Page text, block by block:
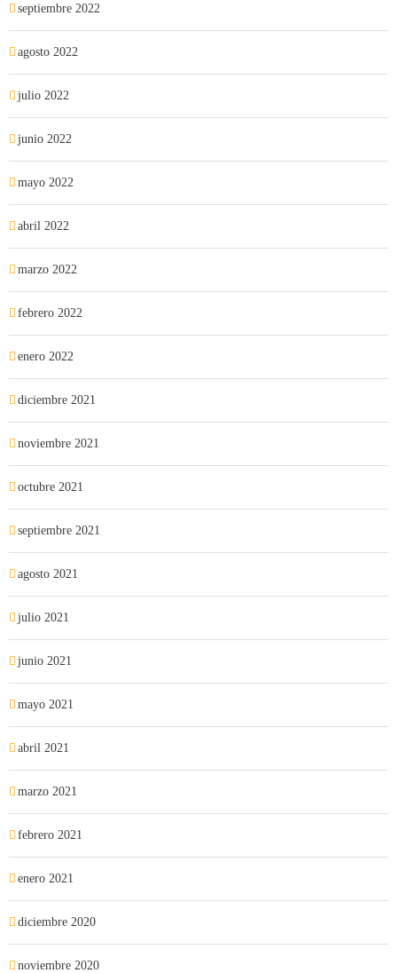
septiembre 2022
agosto 2022
julio 2022
junio 2022
mayo 2022
abril 2022
marzo 2022
febrero 2022
enero 2022
diciembre 2021
noviembre 2021
octubre 2021
septiembre 2021
agosto 2021
julio 2021
junio 2021
mayo 2021
abril 2021
marzo 2021
febrero 2021
enero 2021
diciembre 2020
noviembre 2020